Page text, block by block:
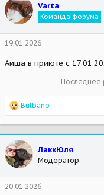
Varta
Команда форума
19.01.2026
Аиша в приюте с
Последнее
R
a
c
t
i
o
n
:
Bulbano
ЛаккЮля
Модератор
20.01.2026